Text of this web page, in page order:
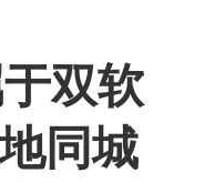
双软
同城